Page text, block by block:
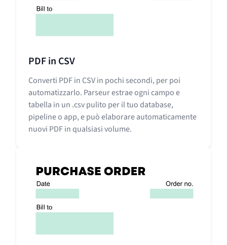
PDF in CSV
Converti PDF in CSV in pochi secondi, per poi
automatizzarlo. Parseur estrae ogni campo e
tabella in un .csv pulito per il tuo database,
pipeline o app, e può elaborare automaticamente
nuovi PDF in qualsiasi volume.